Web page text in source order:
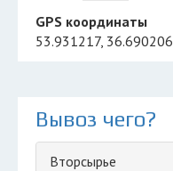
GPS координаты
53.931217, 36.690206
Вывоз чего?
Вторсырье